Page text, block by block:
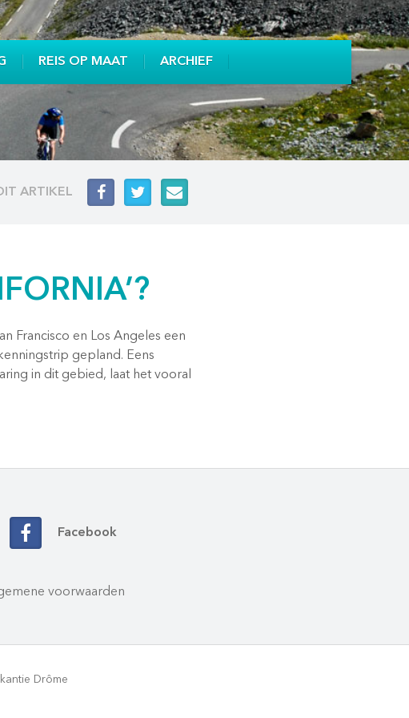
REIS OP MAAT ARCHIEF
ARTIKEL
Francisco en Los Angeles een
gepland. Eens
in dit gebied, laat het vooral
Facebook
voorwaarden
Drôme